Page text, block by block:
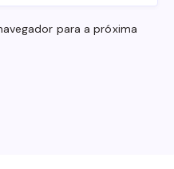
para a próxima